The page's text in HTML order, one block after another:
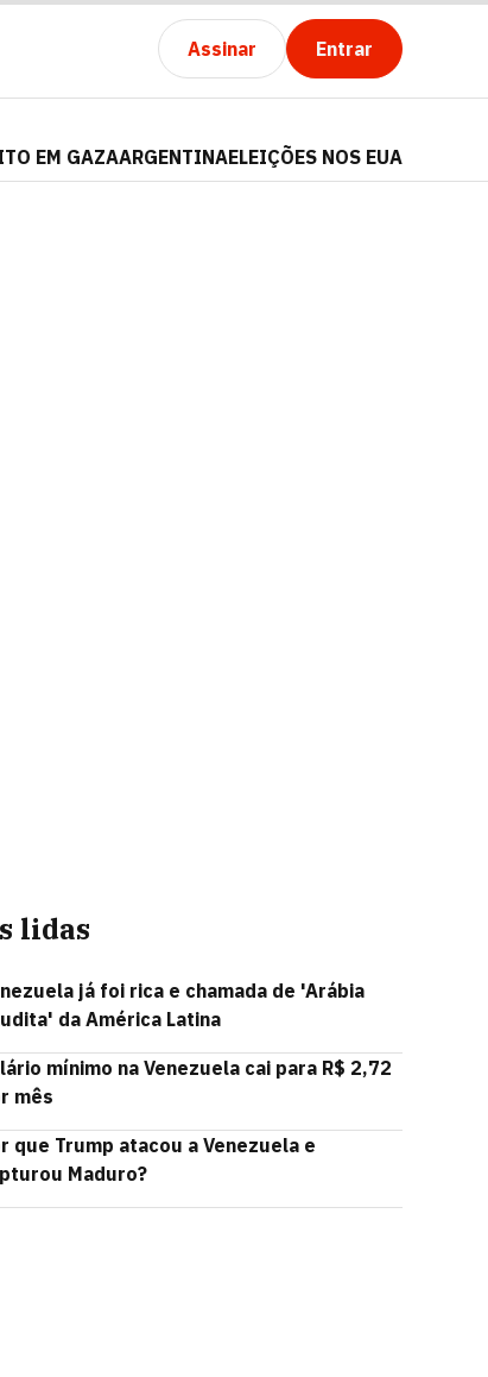
Assinar Entrar
EM GAZAARGENTINAELEIÇÕES NOS EUA
lidas
já foi rica e chamada de 'Arábia
da América Latina
mínimo na Venezuela cai para R$ 2,72
mês
que Trump atacou a Venezuela e
Maduro?